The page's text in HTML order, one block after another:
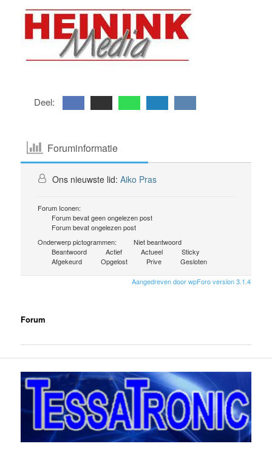
Deel:
Foruminformatie
Ons nieuwste lid:Aiko Pras
Forum Iconen:
Forum bevat geen ongelezen post
Forum bevat ongelezen post
Onderwerp pictogrammen:
Niet beantwoord
Beantwoord
Actief Actueel
Sticky
Afgekeurd
Opgelost Prive Gesloten
Aangedreven door wpForo version 3.1.4
Forum